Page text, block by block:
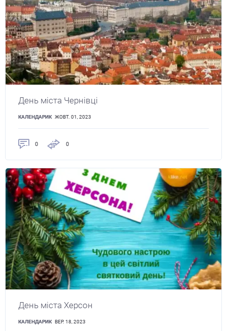
День міста Чернівці
КАЛЕНДАРИК ЖОВТ. 01, 2023
0 0
День міста Херсон
КАЛЕНДАРИК ВЕР. 18, 2023